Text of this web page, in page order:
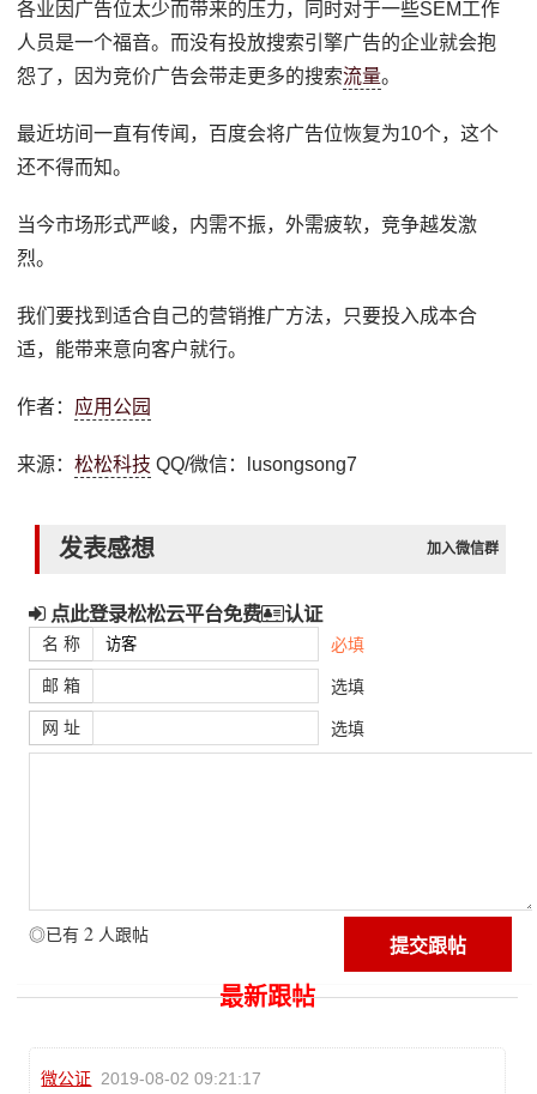
各业因广告位太少而带来的压力，同时对于一些SEM工作
人员是一个福音。而没有投放搜索引擎广告的企业就会抱
怨了，因为竞价广告会带走更多的搜索流量。
最近坊间一直有传闻，百度会将广告位恢复为10个，这个
还不得而知。
当今市场形式严峻，内需不振，外需疲软，竞争越发激
烈。
我们要找到适合自己的营销推广方法，只要投入成本合
适，能带来意向客户就行。
作者： 应用公园
来源：松松科技 QQ/微信：lusongsong7
发表感想 加入微信群
点此登录松松云平台免费 认证
名 称 必填
邮 箱 选填
网 址 选填
◎已有 2 人跟帖
最新跟帖
微公证 2019-08-02 09:21:17